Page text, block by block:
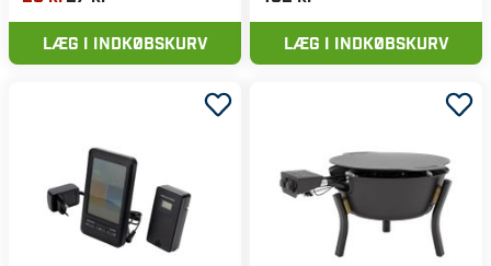
LÆG I INDKØBSKURV LÆG I INDKØBSKURV